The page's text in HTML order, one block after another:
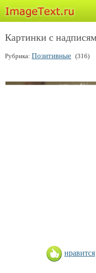
Картинки с
Рубрика: Позитивные (316)
нравится